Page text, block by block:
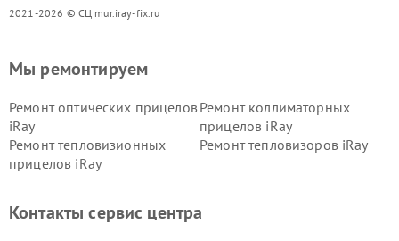
2021-2026 © СЦ mur.iray-fix.ru
Мы ремонтируем
Ремонт оптических прицелов
iRay
Ремонт коллиматорных
прицелов iRay
Ремонт тепловизионных
прицелов iRay
Ремонт тепловизоров iRay
Контакты сервис центра